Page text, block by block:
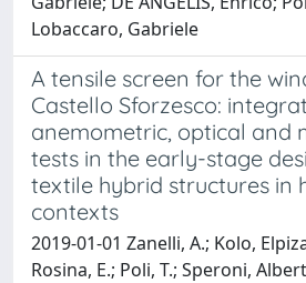
Lobaccaro, Gabriele
A tensile screen for the
Castello Sforzesco:
anemometric, optical and
tests in the early-stage
textile hybrid structures in
contexts
2019-01-01 Zanelli, A.; Kolo,
Rosina, E.; Poli, T.; Speroni,